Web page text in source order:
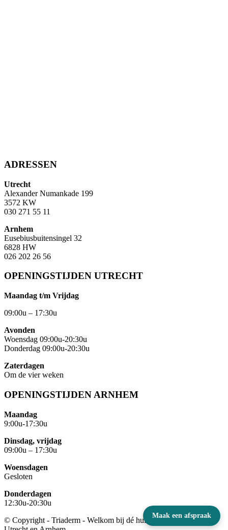
Maak een afspraak
ADRESSEN
Utrecht
Alexander Numankade 199
3572 KW
030 271 55 11
Arnhem
Eusebiusbuitensingel 32
6828 HW
026 202 26 56
OPENINGSTIJDEN UTRECHT
Maandag t/m Vrijdag
09:00u – 17:30u
Avonden
Woensdag 09:00u-20:30u
Donderdag 09:00u-20:30u
Zaterdagen
Om de vier weken
OPENINGSTIJDEN ARNHEM
Maandag
9:00u-17:30u
Dinsdag, vrijdag
09:00u – 17:30u
Woensdagen
Gesloten
Donderdagen
12:30u-20:30u
© Copyright - Triaderm - Welkom bij dé huidspecialist van regio